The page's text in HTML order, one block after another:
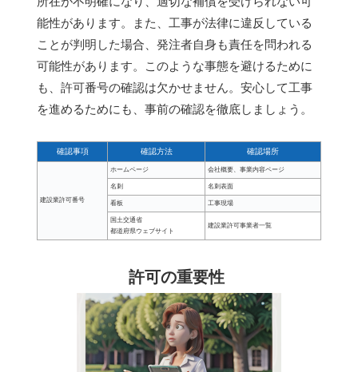
能性があります。また、工事が法律に違反している
ことが判明した場合、発注者自身も責任を問われる
可能性があります。このような事態を避けるために
も、許可番号の確認は欠かせません。安心して工事
を進めるためにも、事前の確認を徹底しましょう。
確認事項 確認方法 確認場所
建設業許可番号
ホームページ 会社概要、事業内容ページ
名刺 名刺表面
看板 工事現場
国土交通省
都道府県ウェブサイト
建設業許可事業者一覧
許可の重要性